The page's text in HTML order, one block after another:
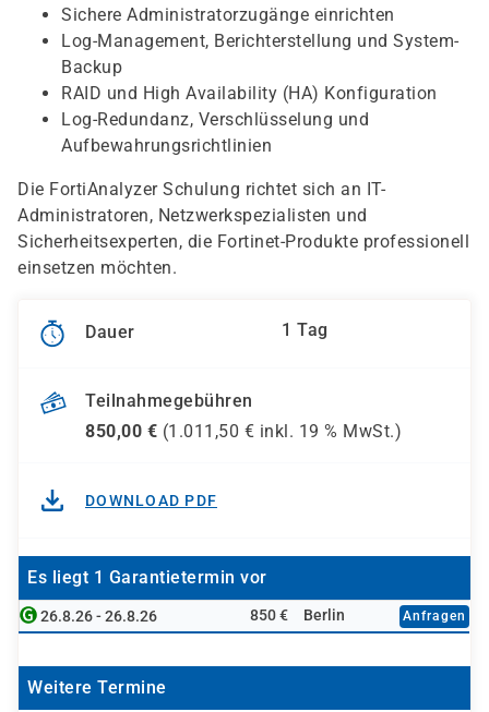
Sichere Administratorzugänge einrichten
Log-Management, Berichterstellung und System-
Backup
RAID und High Availability (HA) Konfiguration
Log-Redundanz, Verschlüsselung und
Aufbewahrungsrichtlinien
Die FortiAnalyzer Schulung richtet sich an IT-
Administratoren, Netzwerkspezialisten und
Sicherheitsexperten, die Fortinet-Produkte professionell
einsetzen möchten.
Dauer 1 Tag
Teilnahmegebühren
850,00 € (1.011,50 € inkl. 19 % MwSt.)
DOWNLOAD PDF
Es liegt 1 Garantietermin vor
26.8.26 - 26.8.26 850 € Berlin Anfragen
Weitere Termine